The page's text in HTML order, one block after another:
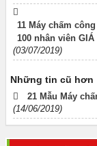
11 Máy chấm
100 nhân viên GIÁ
(03/07/2019)
Những tin cũ hơn
21 Mẫu Máy
(14/06/2019)